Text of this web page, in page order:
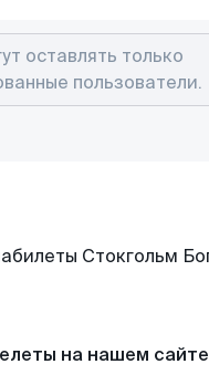
на нашем сайте